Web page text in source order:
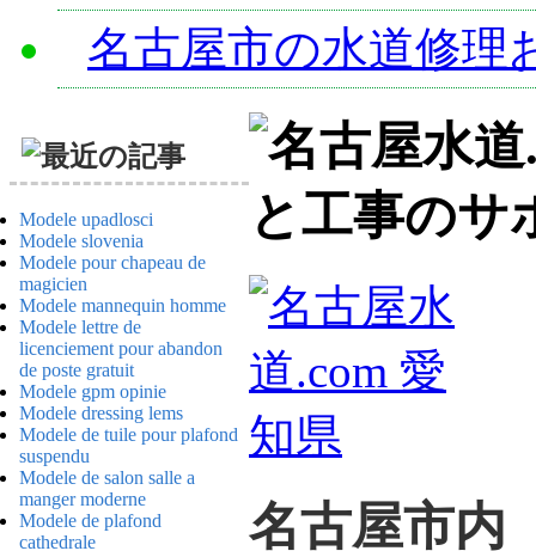
名古屋市の水道修理
Modele upadlosci
Modele slovenia
Modele pour chapeau de
magicien
Modele mannequin homme
Modele lettre de
licenciement pour abandon
de poste gratuit
Modele gpm opinie
Modele dressing lems
Modele de tuile pour plafond
suspendu
Modele de salon salle a
manger moderne
Modele de plafond
cathedrale
名古屋市内